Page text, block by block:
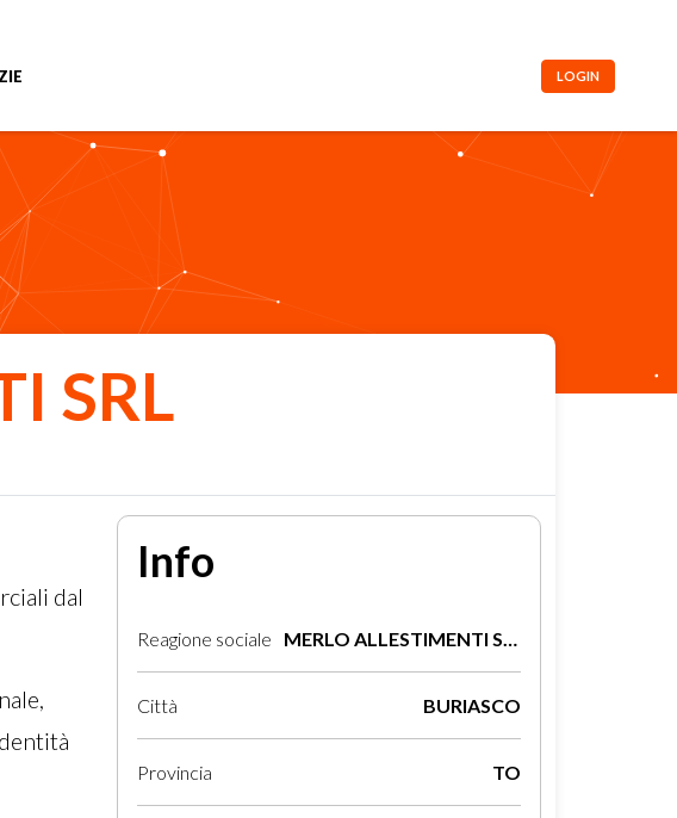
LOGIN
SRL
dal
Info
Reagione sociale MERLO ALLESTIMENTI SRL
Città BURIASCO
Provincia TO